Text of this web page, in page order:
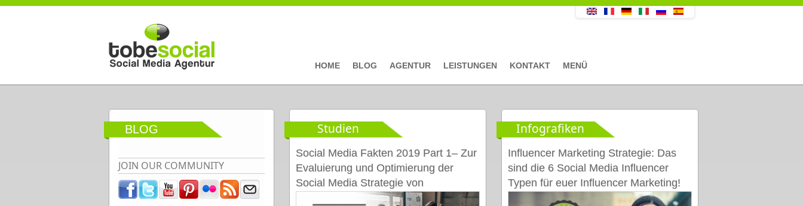
Direkt zum Inhalt
HOME BLOG AGENTUR LEISTUNGEN KONTAKT MENÜ
BLOG
JOIN OUR COMMUNITY
Studien
Social Media Fakten 2019 Part 1– Zur
Evaluierung und Optimierung der
Social Media Strategie von
Unternehmen [Studie]
Infografiken
Influencer Marketing Strategie: Das
sind die 6 Social Media Influencer
Typen für euer Influencer Marketing!
[Infografik]
Seiten